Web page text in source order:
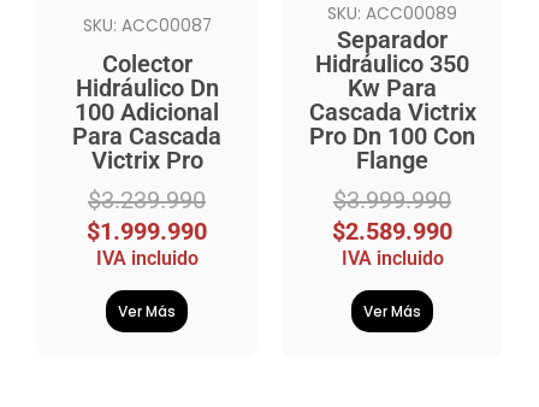
SKU: ACC00087
Colector
Hidráulico Dn
100 Adicional
Para Cascada
Victrix Pro
$3.239.990
$1.999.990
IVA incluido
Ver Más
SKU: ACC00089
Separador
Hidráulico 350
Kw Para
Cascada Victrix
Pro Dn 100 Con
Flange
$3.999.990
$2.589.990
IVA incluido
Ver Más